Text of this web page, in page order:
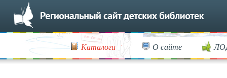
Каталоги О сайте